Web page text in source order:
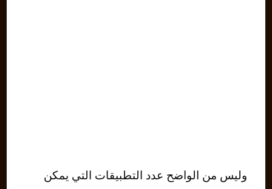
وليس من الواضح عدد التطبيقات التي يمكن